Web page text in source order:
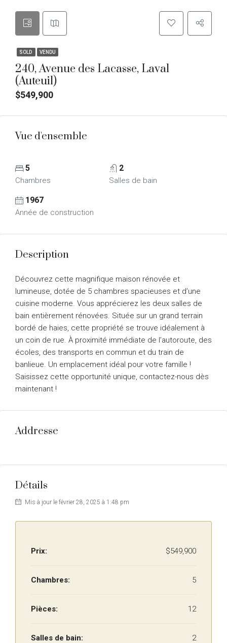
SOLD VENDU
240, Avenue des Lacasse, Laval
(Auteuil)
$549,900
Vue d'ensemble
5
Chambres
2
Salles de bain
1967
Année de construction
Description
Découvrez cette magnifique maison rénovée et
lumineuse, dotée de 5 chambres spacieuses et d’une
cuisine moderne. Vous apprécierez les deux salles de
bain entièrement rénovées. Située sur un grand terrain
bordé de haies, cette propriété se trouve idéalement à
un coin de rue. À proximité immédiate de l’autoroute, des
écoles, des transports en commun et du train de
banlieue. Un emplacement idéal pour votre famille !
Saisissez cette opportunité unique, contactez-nous dès
maintenant !
Addresse
Détails
Mis à jour le février 28, 2025 à 1:48 pm
Prix: $549,900
Chambres: 5
Pièces: 12
Salles de bain: 2